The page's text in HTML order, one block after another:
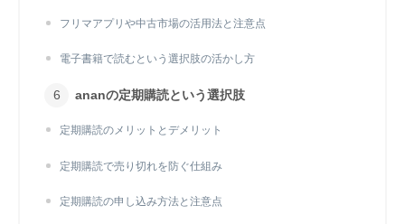
フリマアプリや中古市場の活用法と注意点
電子書籍で読むという選択肢の活かし方
ananの定期購読という選択肢
定期購読のメリットとデメリット
定期購読で売り切れを防ぐ仕組み
定期購読の申し込み方法と注意点